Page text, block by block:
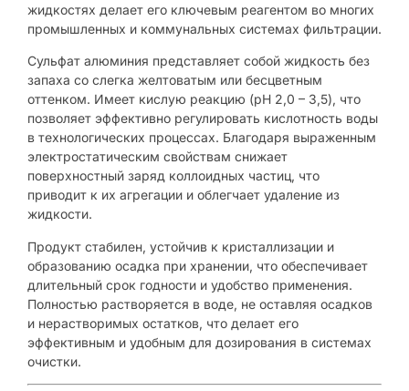
жидкостях делает его ключевым реагентом во многих
промышленных и коммунальных системах фильтрации.
Сульфат алюминия представляет собой жидкость без
запаха со слегка желтоватым или бесцветным
оттенком. Имеет кислую реакцию (pH 2,0 – 3,5), что
позволяет эффективно регулировать кислотность воды
в технологических процессах. Благодаря выраженным
электростатическим свойствам снижает
поверхностный заряд коллоидных частиц, что
приводит к их агрегации и облегчает удаление из
жидкости.
Продукт стабилен, устойчив к кристаллизации и
образованию осадка при хранении, что обеспечивает
длительный срок годности и удобство применения.
Полностью растворяется в воде, не оставляя осадков
и нерастворимых остатков, что делает его
эффективным и удобным для дозирования в системах
очистки.